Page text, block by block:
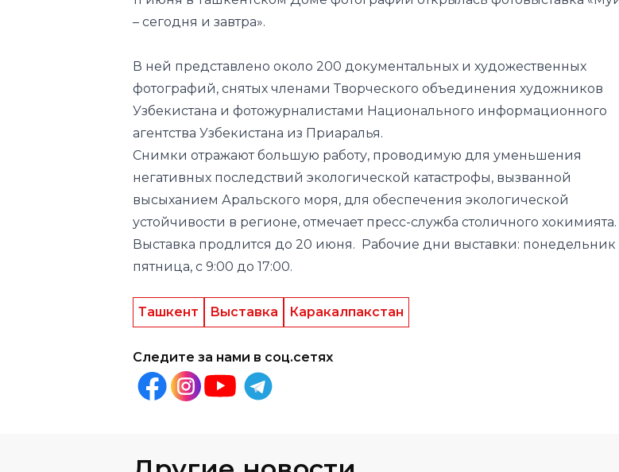
фотографий, снятых членами Творческого объединения художников
агентства Узбекистана из Приаралья.
Снимки отражают большую работу, проводимую для уменьшения
негативных последствий экологической катастрофы, вызванной
высыханием Аральского моря, для обеспечения экологической
устойчивости в регионе, отмечает пресс-служба столичного хокимията.
Выставка продлится до 20 июня. Рабочие дни выставки: понедельник –
пятница, с 9:00 до 17:00.
Ташкент Выставка Каракалпакстан
Другие новости